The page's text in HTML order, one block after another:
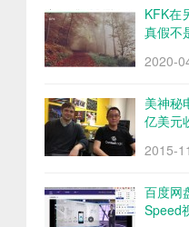
KFK在
真假不
2020-
美神秘
亿美元
2015-
百度网
Speed